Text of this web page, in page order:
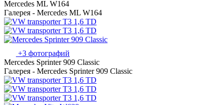
Mercedes ML W164
Галерея - Mercedes ML W164
+3 фотографий
Mercedes Sprinter 909 Classic
Галерея - Mercedes Sprinter 909 Classic